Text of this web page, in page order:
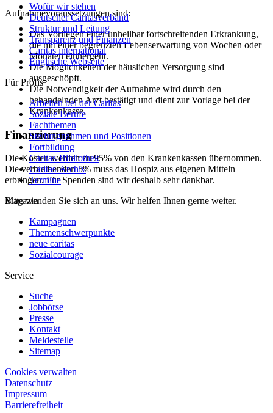
Aufnahmevoraussetzungen sind:
Das Vorliegen einer unheilbar fortschreitenden Erkrankung,
die mit einer begrenzten Lebenserwartung von Wochen oder
Monaten einhergeht.
Die Möglichkeiten der häuslichen Versorgung sind
ausgeschöpft.
Die Notwendigkeit der Aufnahme wird durch den
behandelnden Arzt bestätigt und dient zur Vorlage bei der
Krankenkasse.
Finanzierung
Die Kosten werden zu 95% von den Krankenkassen übernommen.
Die verbleibenden 5% muss das Hospiz aus eigenen Mitteln
erbringen. Für Spenden sind wir deshalb sehr dankbar.
Bitte wenden Sie sich an uns. Wir helfen Ihnen gerne weiter.
Wofür wir stehen
Deutscher Caritasverband
Struktur und Leitung
Transparenz und Finanzen
Caritas international
Englische Webseite
Für Profis
Arbeiten bei der Caritas
Soziale Berufe
Fachthemen
Stellungnahmen und Positionen
Fortbildung
Caritas-Bibliothek
Caritas-Archiv
Termine
Magazin
Kampagnen
Themenschwerpunkte
neue caritas
Sozialcourage
Service
Suche
Jobbörse
Presse
Kontakt
Meldestelle
Sitemap
Cookies verwalten
Datenschutz
Impressum
Barrierefreiheit